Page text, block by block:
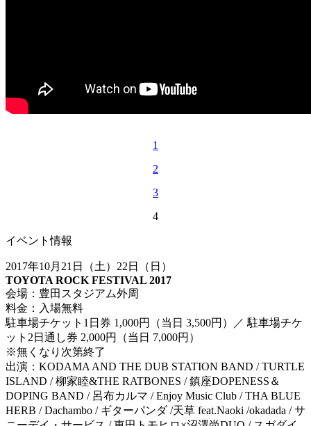
1
2
3
4
イベント情報
2017年10月21日（土）22日（日）
TOYOTA ROCK FESTIVAL 2017
会場：豊田スタジアム外周
料金：入場無料
駐車場チケット1日券 1,000円（当日 3,500円）／ 駐車場チケ
ット2日通し券 2,000円（当日 7,000円）
※無くなり次第終了
出演：KODAMA AND THE DUB STATION BAND / TURTLE
ISLAND / 柳家睦&THE RATBONES / 鎮座DOPENESS＆
DOPING BAND / 呂布カルマ / Enjoy Music Club / THA BLUE
HERB / Dachambo / ギターパンダ /天草 feat.Naoki /okadada / サ